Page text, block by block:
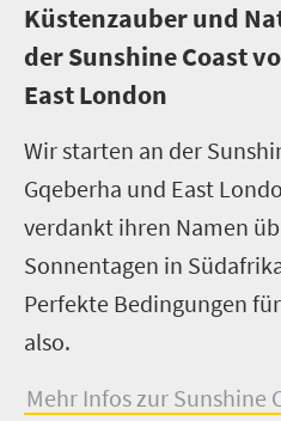
Küstenzauber und
der Sunshine Coast
East London
Wir starten an der
Gqeberha und East
verdankt ihren Namen
Sonnentagen in
Perfekte Bedingungen
also.
Mehr Infos zur Sunshine